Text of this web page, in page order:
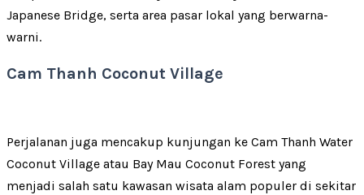
Japanese Bridge, serta area pasar lokal yang berwarna-
warni.
Cam Thanh Coconut Village
Perjalanan juga mencakup kunjungan ke Cam Thanh Water
Coconut Village atau Bay Mau Coconut Forest yang
menjadi salah satu kawasan wisata alam populer di sekitar